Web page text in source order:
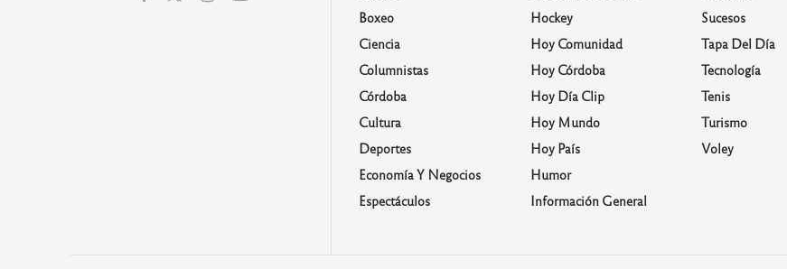
Boxeo
Ciencia
Columnistas
Córdoba
Cultura
Deportes
Economía Y Negocios
Espectáculos
Hockey
Hoy Comunidad
Hoy Córdoba
Hoy Día Clip
Hoy Mundo
Hoy País
Humor
Información General
Sucesos
Tapa Del Día
Tecnología
Tenis
Turismo
Voley